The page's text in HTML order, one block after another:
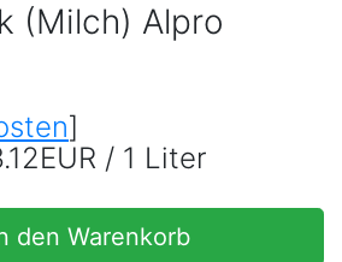
(Milch) Alpro
]
/ 1 Liter
den Warenkorb